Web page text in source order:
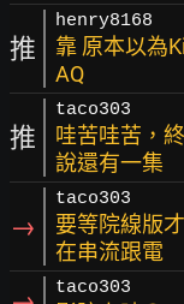
推
henry8168
靠 原本以為
AQ
推
taco303
哇苦哇苦，
說還有一集
→
taco303
要等院線版
在串流跟電
taco303